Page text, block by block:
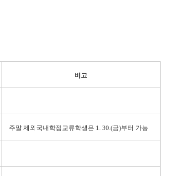
비고
주말 제외국내학점교류학생은 1. 30.(금)부터 가능